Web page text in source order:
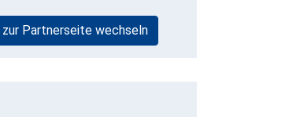
zur Partnerseite wechseln